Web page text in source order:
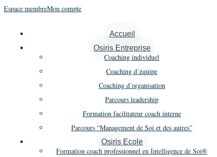
Espace membreMon compte
Accueil
Osiris Entreprise
Coaching individuel
Coaching d’équipe
Coaching d’organisation
Parcours leadership
Formation facilitateur coach interne
Parcours “Management de Soi et des autres”
Osiris Ecole
Formation coach professionnel en Intelligence de Soi®
Éditions
Livres